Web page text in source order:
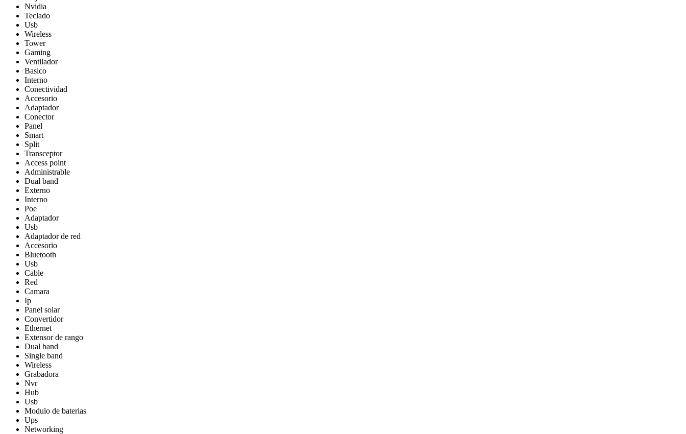
Nvidia
Teclado
Usb
Wireless
Tower
Gaming
Ventilador
Basico
Interno
Conectividad
Accesorio
Adaptador
Conector
Panel
Smart
Split
Transceptor
Access point
Administrable
Dual band
Externo
Interno
Poe
Adaptador
Usb
Adaptador de red
Accesorio
Bluetooth
Usb
Cable
Red
Camara
Ip
Panel solar
Convertidor
Ethernet
Extensor de rango
Dual band
Single band
Wireless
Grabadora
Nvr
Hub
Usb
Modulo de baterias
Ups
Networking